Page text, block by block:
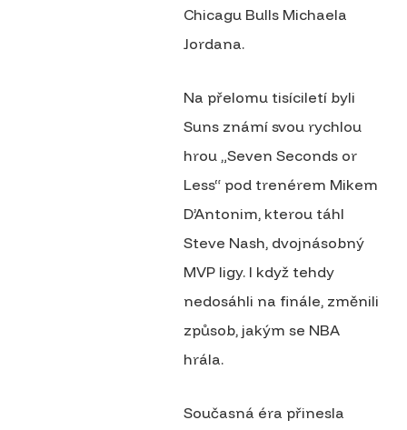
Chicagu Bulls Michaela
Jordana.
Na přelomu tisíciletí byli
Suns známí svou rychlou
hrou „Seven Seconds or
Less“ pod trenérem Mikem
D’Antonim, kterou táhl
Steve Nash, dvojnásobný
MVP ligy. I když tehdy
nedosáhli na finále, změnili
způsob, jakým se NBA
hrála.
Současná éra přinesla